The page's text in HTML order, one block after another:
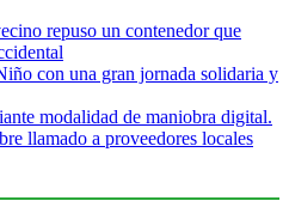
repuso un contenedor que
con una gran jornada solidaria y
modalidad de maniobra digital.
llamado a proveedores locales